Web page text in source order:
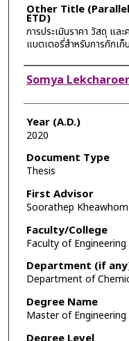
Other Title
ETD)
การประเมินราคา วัสดุ แล
แบตเตอรี่สำหรับการกักเ
Author
Somya
Year (A.D.)
2020
Document Type
Thesis
First Advisor
Soorathep Kheawhom
Faculty/College
Faculty of Engineering
Department (if
Department of
Degree Name
Master of Engineering